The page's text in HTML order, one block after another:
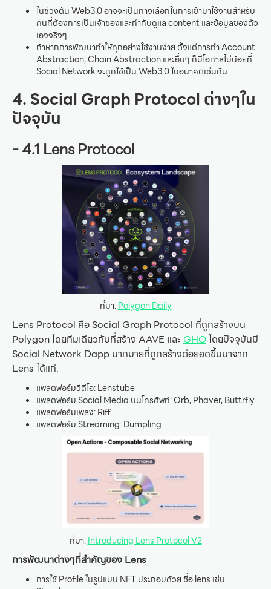
ในช่วงต้น Web3.0 อาจจะเป็นทางเลือกในการเข้ามาใช้งานสำหรับ
คนที่ต้องการเป็นเจ้าของและกำกับดูแล content และข้อมูลของตัว
เองจริงๆ
ถ้าหากการพัฒนาทำให้ทุกอย่างใช้งานง่าย ตั้งแต่การทำ Account
Abstraction, Chain Abstraction และอื่นๆ ก็มีโอกาสไม่น้อยที่
Social Network จะถูกใช้เป็น Web3.0 ในอนาคตเช่นกัน
4. Social Graph Protocol ต่างๆใน
ปัจจุบัน
- 4.1 Lens Protocol
ที่มา:Polygon Daily
Lens Protocol คือ Social Graph Protocol ที่ถูกสร้างบน
Polygon โดยทีมเดียวกับที่สร้าง AAVE และ GHOโดยปัจจุบันมี
Social Network Dapp มากมายที่ถูกสร้างต่อยอดขึ้นมาจาก
Lens ได้แก่:
แพลตฟอร์มวีดีโอ: Lenstube
แพลตฟอร์ม Social Media บนโทรศัพท์: Orb, Phaver, Buttrfly
แพลตฟอร์มเพลง: Riff
แพลตฟอร์ม Streaming: Dumpling
ที่มา:Introducing Lens Protocol V2
การพัฒนาต่างๆที่สำคัญของ Lens
การใช้ Profile ในรูปแบบ NFT ประกอบด้วย ชื่อ.lens เช่น